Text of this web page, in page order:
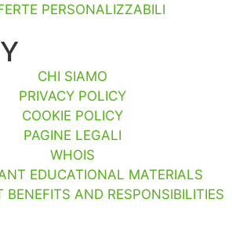
PERSONALIZZABILI
CHI SIAMO
PRIVACY POLICY
COOKIE POLICY
PAGINE LEGALI
WHOIS
EDUCATIONAL MATERIALS
BENEFITS AND RESPONSIBILITIES